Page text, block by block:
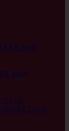
Seile
Seile
13 cm
KURZ 10 cm